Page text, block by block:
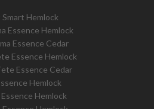
Hemlock
Essence Hemlock
Essence Cedar
Essence Hemlock
Essence Cedar
Hemlock
Hemlock